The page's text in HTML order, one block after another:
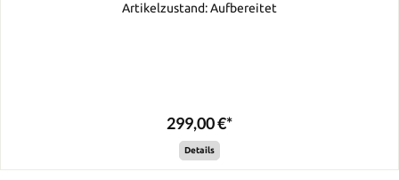
Artikelzustand: Aufbereitet
299,00 €*
Details